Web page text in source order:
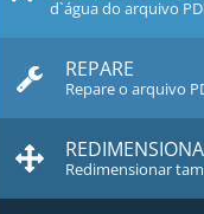
d`água do arquivo
REPARE
Repare o arquivo
Redimensionar